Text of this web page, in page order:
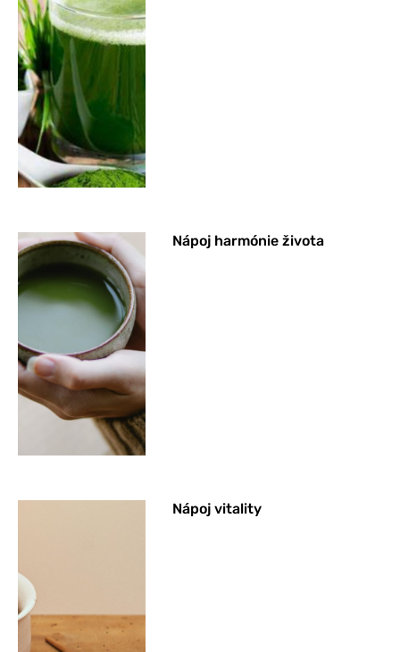
Nápoj harmónie života
Nápoj vitality